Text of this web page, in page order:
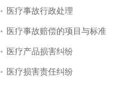
医疗事故行政处理
医疗事故赔偿的项目与标准
医疗产品损害纠纷
医疗损害责任纠纷